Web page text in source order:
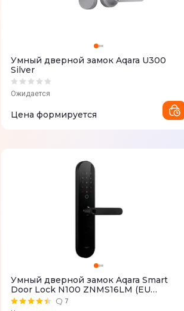
Умный дверной замок Aqara U300
Silver
Ожидается
Цена формируется
Умный дверной замок Aqara Smart
Door Lock N100 ZNMS16LM (EU
version)
7